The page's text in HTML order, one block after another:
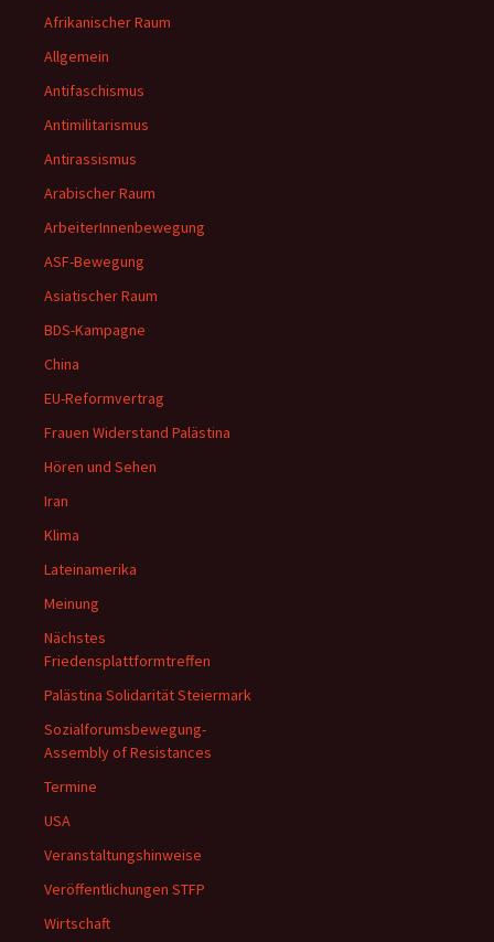
Afrikanischer Raum
Allgemein
Antifaschismus
Antimilitarismus
Antirassismus
Arabischer Raum
ArbeiterInnenbewegung
ASF-Bewegung
Asiatischer Raum
BDS-Kampagne
China
EU-Reformvertrag
Frauen Widerstand Palästina
Hören und Sehen
Iran
Klima
Lateinamerika
Meinung
Nächstes
Friedensplattformtreffen
Palästina Solidarität Steiermark
Sozialforumsbewegung-
Assembly of Resistances
Termine
USA
Veranstaltungshinweise
Veröffentlichungen STFP
Wirtschaft